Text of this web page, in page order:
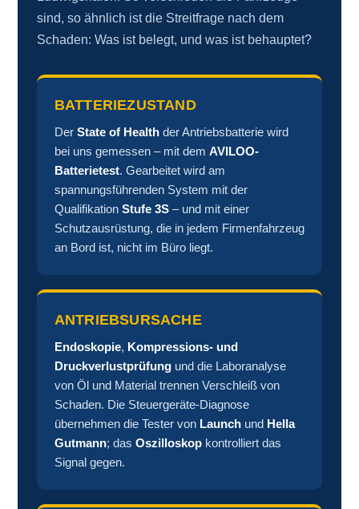
sind, so ähnlich ist die Streitfrage nach dem
Schaden: Was ist belegt, und was ist behauptet?
BATTERIEZUSTAND
Der State of Healthder Antriebsbatterie wird
bei uns gemessen – mit dem AVILOO-
Batterietest. Gearbeitet wird am
spannungsführenden System mit der
Qualifikation Stufe 3S– und mit einer
Schutzausrüstung, die in jedem Firmenfahrzeug
an Bord ist, nicht im Büro liegt.
ANTRIEBSURSACHE
Endoskopie, Kompressions- und
Druckverlustprüfungund die Laboranalyse
von Öl und Material trennen Verschleiß von
Schaden. Die Steuergeräte-Diagnose
übernehmen die Tester von Launchund Hella
Gutmann; das Oszilloskopkontrolliert das
Signal gegen.